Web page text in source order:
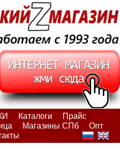
Каталоги
Прайс
Магазины СПб
Опт